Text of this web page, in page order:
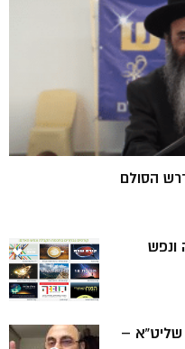
הסולם
ונפש
–